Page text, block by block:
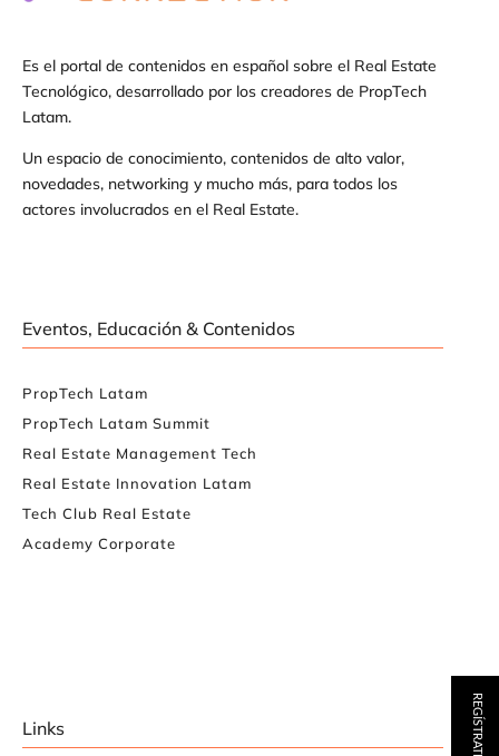
Es el portal de contenidos en español sobre el Real Estate
Tecnológico, desarrollado por los creadores de PropTech
Latam.
Un espacio de conocimiento, contenidos de alto valor,
novedades, networking y mucho más, para todos los
actores involucrados en el Real Estate.
Eventos, Educación & Contenidos
PropTech Latam
PropTech Latam Summit
Real Estate Management Tech
Real Estate Innovation Latam
Tech Club Real Estate
Academy Corporate
Links